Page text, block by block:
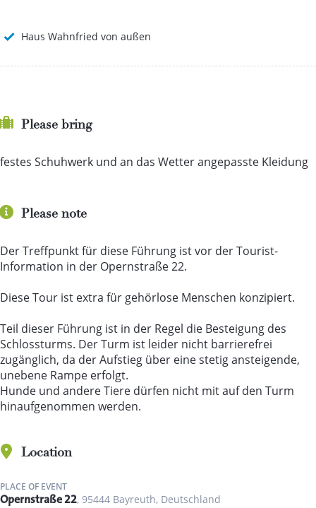
Haus Wahnfried von außen
Please bring
festes Schuhwerk und an das Wetter angepasste Kleidung
Please note
Der Treffpunkt für diese Führung ist vor der Tourist-
Information in der Opernstraße 22.
Diese Tour ist extra für gehörlose Menschen konzipiert.
Teil dieser Führung ist in der Regel die Besteigung des
Schlossturms. Der Turm ist leider nicht barrierefrei
zugänglich, da der Aufstieg über eine stetig ansteigende,
unebene Rampe erfolgt.
Hunde und andere Tiere dürfen nicht mit auf den Turm
hinaufgenommen werden.
Location
PLACE OF EVENT
Opernstraße 22, 95444 Bayreuth, Deutschland